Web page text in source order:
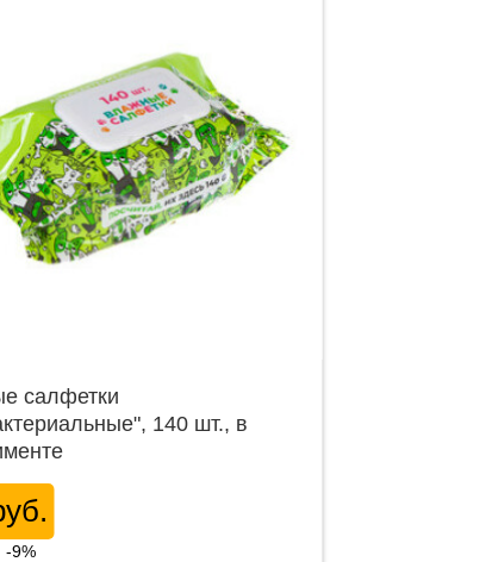
салфетки
140 шт., в
-9%